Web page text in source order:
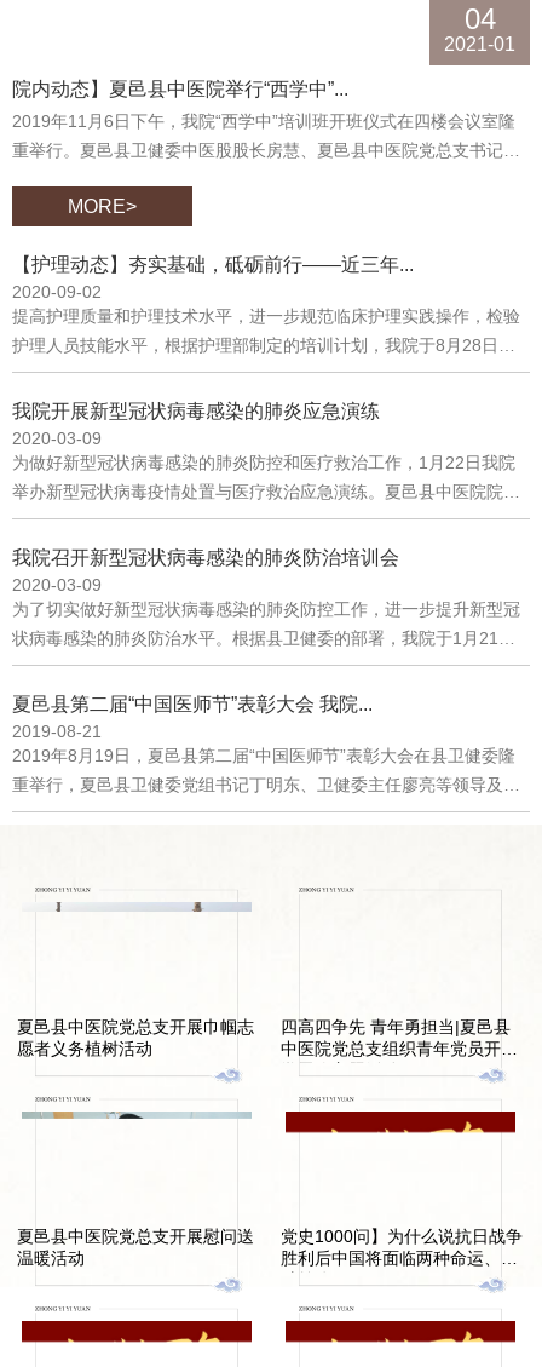
04
2021-01
院内动态】夏邑县中医院举行“西学中”...
2019年11月6日下午，我院“西学中”培训班开班仪式在四楼会议室隆
重举行。夏邑县卫健委中医股股长房慧、夏邑县中医院党总支书记、
药剂科科长张高峰及授课教师出席了开班仪式。开班仪式由夏邑县中
中医院党总支书记、院长孙玉松致辞夏邑县中医院党总支书记、院长
孙玉松介绍了本次西学中培训班的背景、意义及基本情况。他指出，
开办“西学中”培训班是传承中医文化、优化中医服务的切实需要；是
坚持中西医并重、把中医药与西医药摆在同等重要位置的需要；是壮
仪式上，夏邑县卫健委中医股股长房慧指出，举办“西学中”培训班是
坚持中西医并重，加强我县中医工作的一项重要举措。希望授课讲
师、学员相互交流，学有所获，确保完成学习任务，把自己培养成为
优秀的中医人才。夏邑县中医院副院长柳秀真主持会议开班仪式结束
理论》。夏邑县中医院优秀中医代表张村为大家讲解《中医基础理
论》
MORE>
【护理动态】夯实基础，砥砺前行——近三年...
2020-09-02
提高护理质量和护理技术水平，进一步规范临床护理实践操作，检验
护理人员技能水平，根据护理部制定的培训计划，我院于8月28日对
新入职护理人员进行了技能操作考核。
我院开展新型冠状病毒感染的肺炎应急演练
2020-03-09
为做好新型冠状病毒感染的肺炎防控和医疗救治工作，1月22日我院
举办新型冠状病毒疫情处置与医疗救治应急演练。夏邑县中医院院长
孙玉松主持应急演练部署工作会议院长孙玉松宣布演练开始现场模拟
发热患者到我院就诊预检分诊人员引导患者到发热门诊就诊发热门诊
医生对患者进行诊治抽血检验拍摄胸片医疗救治专家组对患者会诊将
发热患者安全转运指定医疗机构对转运车辆进行终末消毒分管院长和
参与人员评价总结本次演练，并宣布演练结束 我院通过开展新型
冠状病毒感染的肺炎应急演练，进一步提高了医务人员的应急处置和
抢救配合协调能力，确保能及时、高效、有序地应对突发公共卫生事
件，切实保障人民的身体健康！
我院召开新型冠状病毒感染的肺炎防治培训会
2020-03-09
为了切实做好新型冠状病毒感染的肺炎防控工作，进一步提升新型冠
状病毒感染的肺炎防治水平。根据县卫健委的部署，我院于1月21日
在行政楼二楼会议室召开夏邑县中医院新型冠状病毒感染的肺炎医疗
救治专家组工作会议，并在四楼会议室召开新型冠状病毒感染的肺炎
防治培训会。院领导班子及全院职工参加了此次培训会。夏邑县中医
院召开新型冠状病毒感染的肺炎医疗救治专家组工作会议 培训内
容涉及疫情防控的工作要求、新型冠状病毒感染的肺炎诊疗及感染防
控和医务人员个人防护要求。此次培训任务重，时间紧，各科室所属
部，对每一位工作人员均要再次进行培训，做到人人知晓。
夏邑县第二届“中国医师节”表彰大会 我院...
2019-08-21
2019年8月19日，夏邑县第二届“中国医师节”表彰大会在县卫健委隆
重举行，夏邑县卫健委党组书记丁明东、卫健委主任廖亮等领导及夏
邑县优秀医师代表出席表彰大会。 夏邑县中医院共有四名同志获
伤科臧权威 荣获夏邑县“优秀医师” 夏邑县第二届“中国医师节”表
夏邑县中医院党总支开展巾帼志
愿者义务植树活动
四高四争先 青年勇担当|夏邑县
中医院党总支组织青年党员开展
夏邑县中医院党总支开展慰问送
温暖活动
党史1000问】为什么说抗日战争
胜利后中国将面临两种命运、两